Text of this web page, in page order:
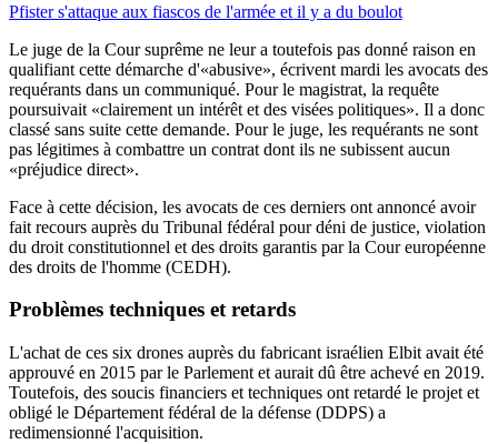
Pfister s'attaque aux fiascos de l'armée et il y a du boulot
Le juge de la Cour suprême ne leur a toutefois pas donné raison en
qualifiant cette démarche d'«abusive», écrivent mardi les avocats des
requérants dans un communiqué. Pour le magistrat, la requête
poursuivait «clairement un intérêt et des visées politiques». Il a donc
classé sans suite cette demande. Pour le juge, les requérants ne sont
pas légitimes à combattre un contrat dont ils ne subissent aucun
«préjudice direct».
Face à cette décision, les avocats de ces derniers ont annoncé avoir
fait recours auprès du Tribunal fédéral pour déni de justice, violation
du droit constitutionnel et des droits garantis par la Cour européenne
des droits de l'homme (CEDH).
Problèmes techniques et retards
L'achat de ces six drones auprès du fabricant israélien Elbit avait été
approuvé en 2015 par le Parlement et aurait dû être achevé en 2019.
Toutefois, des soucis financiers et techniques ont retardé le projet et
obligé le Département fédéral de la défense (DDPS) a
redimensionné l'acquisition.